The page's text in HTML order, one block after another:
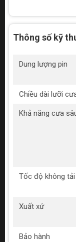
Thông số kỹ
Dung lượng pin
Chiều dài lưỡi
Khả năng cưa
Tốc độ không tải
Xuất xứ
Bảo hành